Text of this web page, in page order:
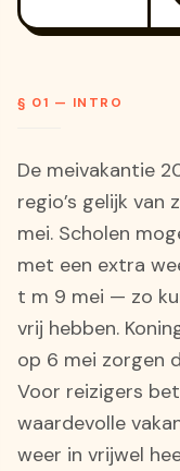
§ 01 — INTRO
De meivakantie
regio’s gelijk
mei. Scholen
met een extra
t m 9 mei — zo
vrij hebben.
op 6 mei zorgen
Voor reizigers
waardevolle
weer in vrijwel